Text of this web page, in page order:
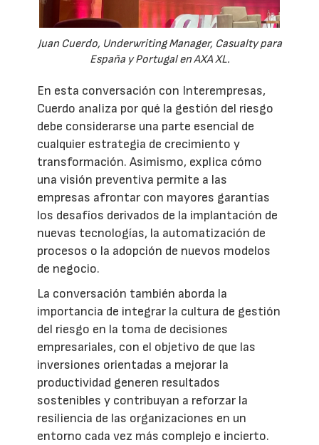
Juan Cuerdo, Underwriting Manager, Casualty para
España y Portugal en AXA XL.
En esta conversación con Interempresas,
Cuerdo analiza por qué la gestión del riesgo
debe considerarse una parte esencial de
cualquier estrategia de crecimiento y
transformación. Asimismo, explica cómo
una visión preventiva permite a las
empresas afrontar con mayores garantías
los desafíos derivados de la implantación de
nuevas tecnologías, la automatización de
procesos o la adopción de nuevos modelos
de negocio.
La conversación también aborda la
importancia de integrar la cultura de gestión
del riesgo en la toma de decisiones
empresariales, con el objetivo de que las
inversiones orientadas a mejorar la
productividad generen resultados
sostenibles y contribuyan a reforzar la
resiliencia de las organizaciones en un
entorno cada vez más complejo e incierto.